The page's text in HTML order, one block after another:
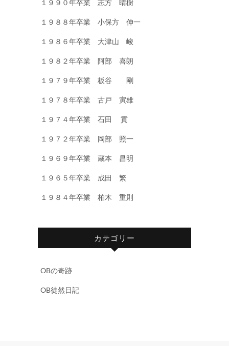
１９９０年卒業 志方 晴樹
１９８８年卒業 小保方 伸一
１９８６年卒業 大津山 峻
１９８２年卒業 阿部 喜朗
１９７９年卒業 板谷 剛
１９７８年卒業 古戸 寅雄
１９７４年卒業 石田 貢
１９７２年卒業 岡部 照一
１９６９年卒業 蔵本 昌明
１９６５年卒業 成田 繁
１９８４年卒業 柏木 重則
カテゴリー
OBの奇跡
OB徒然日記